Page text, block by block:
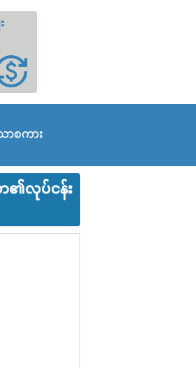
ာစကား
၏လုပ်ငန်း